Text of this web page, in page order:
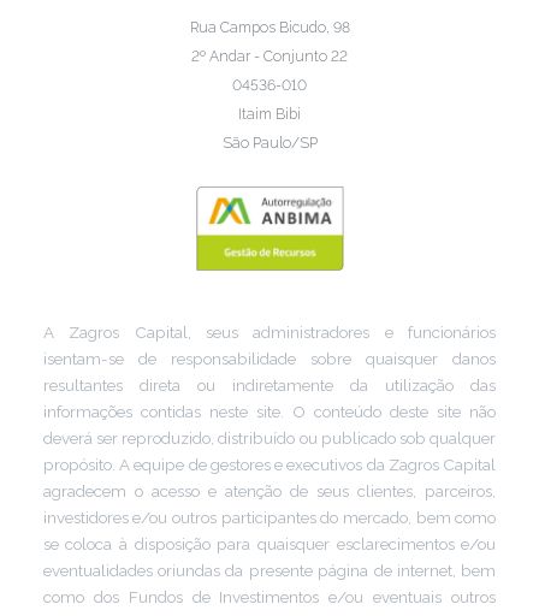
Rua Campos Bicudo, 98
2º Andar - Conjunto 22
04536-010
Itaim Bibi
São Paulo/SP
A Zagros Capital, seus administradores e funcionários
isentam-se de responsabilidade sobre quaisquer danos
resultantes direta ou indiretamente da utilização das
informações contidas neste site. O conteúdo deste site não
deverá ser reproduzido, distribuído ou publicado sob qualquer
propósito. A equipe de gestores e executivos da Zagros Capital
agradecem o acesso e atenção de seus clientes, parceiros,
investidores e/ou outros participantes do mercado, bem como
se coloca à disposição para quaisquer esclarecimentos e/ou
eventualidades oriundas da presente página de internet, bem
como dos Fundos de Investimentos e/ou eventuais outros